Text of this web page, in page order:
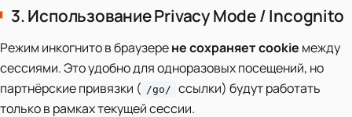
3. Использование Privacy Mode / Incognito
Режим инкогнито в браузерене сохраняет cookie между
сессиями. Это удобно для одноразовых посещений, но
партнёрские привязки ( /go/
ссылки) будут работать
только в рамках текущей сессии.